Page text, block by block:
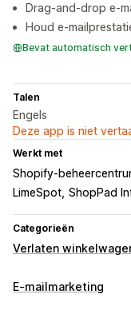
Drag-and-drop e-
Houd e-
Bevat automatisch
Talen
Engels
Deze app is niet
Werkt met
Shopify-
LimeSpot ShopPad
Categorieën
Verlaten
Winkelwagenherstel
E-mailmarketing